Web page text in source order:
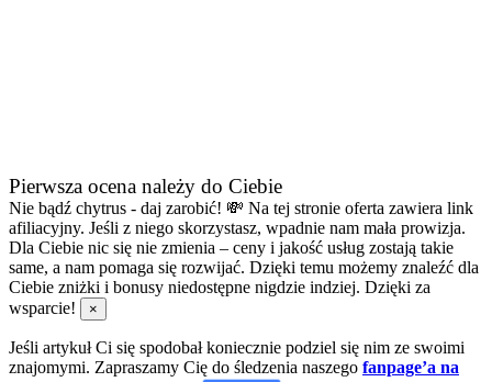
Pierwsza ocena należy do Ciebie
Nie bądź chytrus - daj zarobić! 💸 Na tej stronie oferta zawiera link
afiliacyjny. Jeśli z niego skorzystasz, wpadnie nam mała prowizja.
Dla Ciebie nic się nie zmienia – ceny i jakość usług zostają takie
same, a nam pomaga się rozwijać. Dzięki temu możemy znaleźć dla
Ciebie zniżki i bonusy niedostępne nigdzie indziej. Dzięki za
wsparcie!
×
Jeśli artykuł Ci się spodobał koniecznie podziel się nim ze swoimi
znajomymi. Zapraszamy Cię do śledzenia naszego fanpage’a na